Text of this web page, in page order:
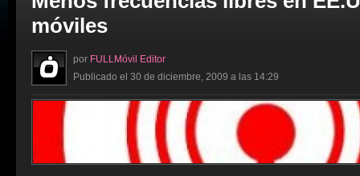
móviles
por FULLMóvil Editor
Publicado el 30 de diciembre, 2009 a las 14:29